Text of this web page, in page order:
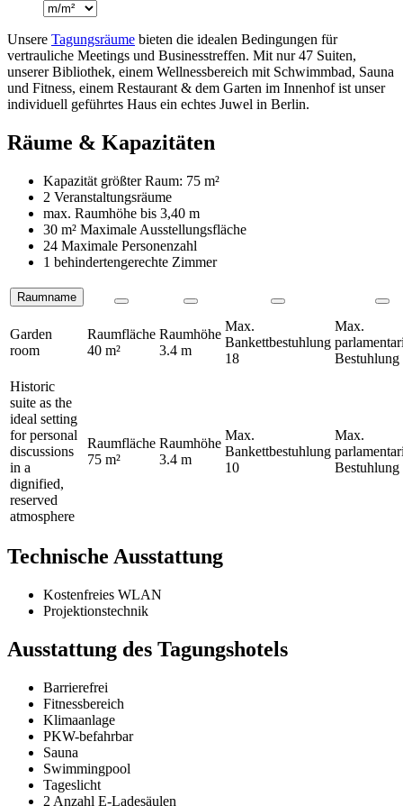
Unsere Tagungsräume bieten die idealen Bedingungen für
vertrauliche Meetings und Businesstreffen. Mit nur 47 Suiten,
unserer Bibliothek, einem Wellnessbereich mit Schwimmbad, Sauna
und Fitness, einem Restaurant & dem Garten im Innenhof ist unser
individuell geführtes Haus ein echtes Juwel in Berlin.
Räume & Kapazitäten
Kapazität größter Raum: 75 m²
2 Veranstaltungsräume
max. Raumhöhe bis 3,40 m
30 m² Maximale Ausstellungsfläche
24 Maximale Personenzahl
1 behindertengerechte Zimmer
Räume
Raumname
Garden
room
Raumfläche
40 m²
Raumhöhe
3.4 m
Max.
Bankettbestuhlung
18
Max.
Bestuhlung
Historic
suite as the
ideal setting
for personal
discussions
in a
dignified,
reserved
atmosphere
Raumfläche
75 m²
Raumhöhe
3.4 m
Max.
Bankettbestuhlung
10
Max.
Bestuhlung
Technische Ausstattung
Kostenfreies WLAN
Projektionstechnik
Ausstattung des Tagungshotels
Barrierefrei
Fitnessbereich
Klimaanlage
PKW-befahrbar
Sauna
Swimmingpool
Tageslicht
2 Anzahl E-Ladesäulen